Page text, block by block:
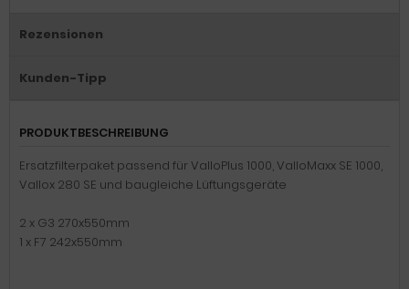
Rezensionen
Kunden-Tipp
PRODUKTBESCHREIBUNG
Ersatzfilterpaket passend für ValloPlus 1000, ValloMaxx SE 1000,
Vallox 280 SE und baugleiche Lüftungsgeräte
2 x G3 270x550mm
1 x F7 242x550mm